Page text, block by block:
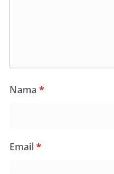
Nama *
Email*